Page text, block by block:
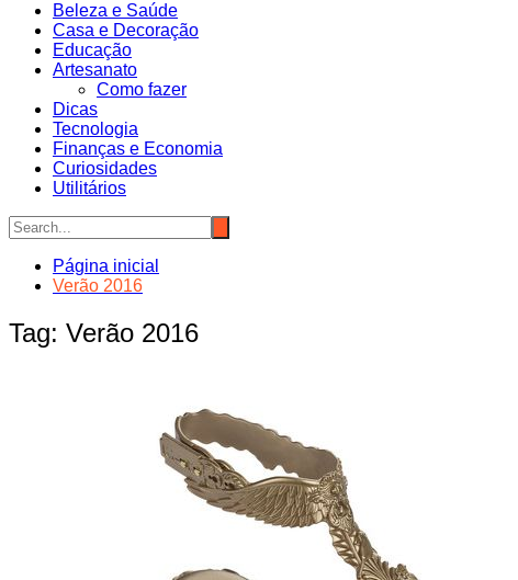
Beleza e Saúde
Casa e Decoração
Educação
Artesanato
Como fazer
Dicas
Tecnologia
Finanças e Economia
Curiosidades
Utilitários
Página inicial
Verão 2016
Tag: Verão 2016